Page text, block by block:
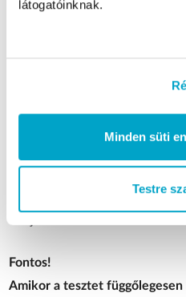
látogatóinknak.
Minden süti
Testre
amíg a gyűjtőcső
9. Tesztelés után tegye a
Fontos!
Amikor a tesztet